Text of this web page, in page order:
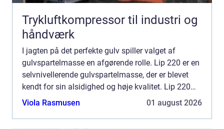
Trykluftkompressor til industri og
håndværk
I jagten på det perfekte gulv spiller valget af
gulvspartelmasse en afgørende rolle. Lip 220 er en
selvnivellerende gulvspartelmasse, der er blevet
kendt for sin alsidighed og høje kvalitet. Lip 220
anvendes til alt fra opretning ...
Viola Rasmusen 01 august 2026